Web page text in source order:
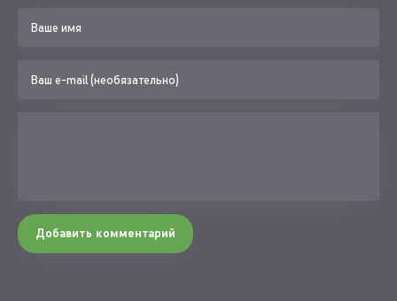
Добавить комментарий